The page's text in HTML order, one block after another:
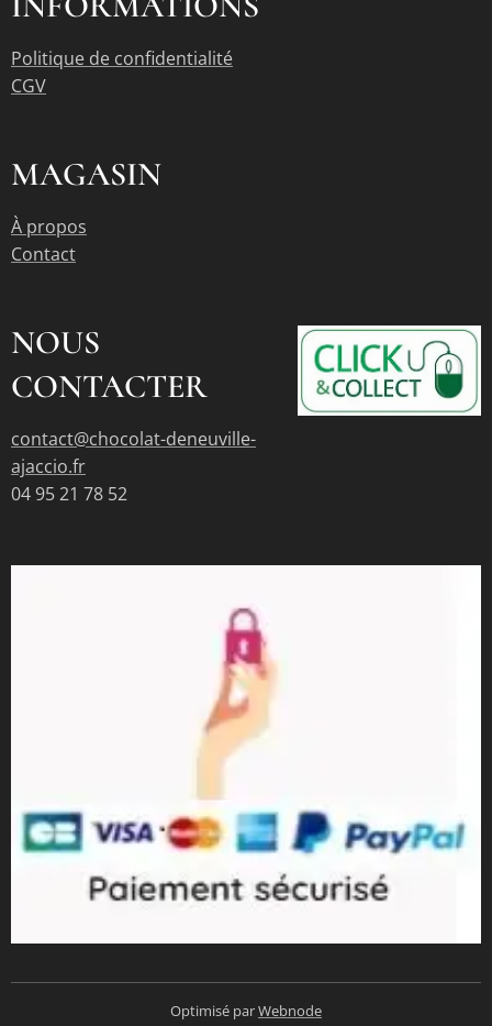
Politique de confidentialité
CGV
MAGASIN
À propos
Contact
NOUS
CONTACTER
contact@chocolat-deneuville-
ajaccio.fr
04 95 21 78 52
Optimisé parWebnode